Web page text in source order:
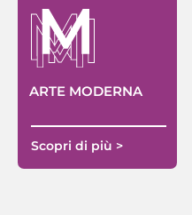
ARTE MODERNA
Scopri di più >